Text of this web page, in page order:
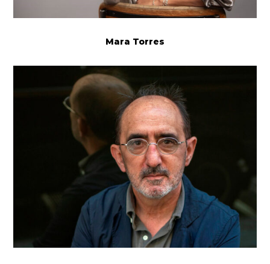
Mara Torres